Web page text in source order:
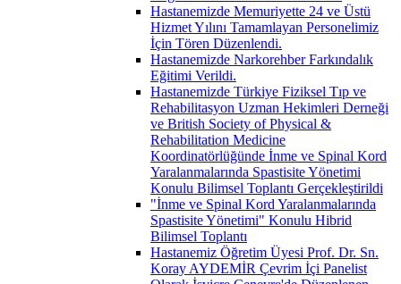
Hastanemizde Memuriyette 24 ve Üstü
Hizmet Yılını Tamamlayan Personelimiz
İçin Tören Düzenlendi.
Hastanemizde Narkorehber Farkındalık
Eğitimi Verildi.
Hastanemizde Türkiye Fiziksel Tıp ve
Rehabilitasyon Uzman Hekimleri Derneği
ve British Society of Physical &
Rehabilitation Medicine
Koordinatörlüğünde İnme ve Spinal Kord
Yaralanmalarında Spastisite Yönetimi
Konulu Bilimsel Toplantı Gerçekleştirildi
"İnme ve Spinal Kord Yaralanmalarında
Spastisite Yönetimi" Konulu Hibrid
Bilimsel Toplantı
Hastanemiz Öğretim Üyesi Prof. Dr. Sn.
Koray AYDEMİR Çevrim İçi Panelist